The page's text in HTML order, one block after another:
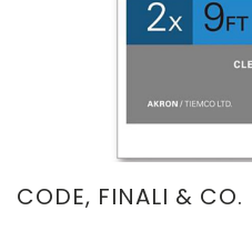
CODE, FINALI & CO.